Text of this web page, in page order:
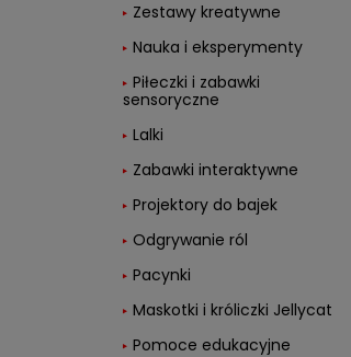
Zestawy kreatywne
Nauka i eksperymenty
Piłeczki i zabawki
sensoryczne
Lalki
Zabawki interaktywne
Projektory do bajek
Odgrywanie ról
Pacynki
Maskotki i króliczki Jellycat
Pomoce edukacyjne